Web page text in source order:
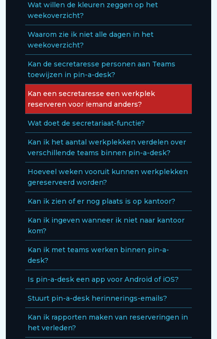
Wat willen de kleuren zeggen op het
weekoverzicht?
Waarom zie ik niet alle dagen in het
weekoverzicht?
Kan de secretaresse personen aan Teams
toewijzen in pin-a-desk?
Kan een secretaresse een werkplek
reserveren voor iemand anders?
Wat doet de secretariaat-functie?
Kan ik het aantal werkplekken verdelen over
verschillende teams binnen pin-a-desk?
Hoeveel weken vooruit kunnen werkplekken
gereserveerd worden?
Kan ik zien of er nog plaats is op kantoor?
Kan ik ingeven wanneer ik niet naar kantoor
kom?
Kan ik met teams werken binnen pin-a-
desk?
Is pin-a-desk een app voor Android of iOS?
Stuurt pin-a-desk herinnerings-emails?
Kan ik rapporten maken van reserveringen in
het verleden?